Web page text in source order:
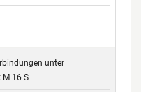
unter
M 16 S